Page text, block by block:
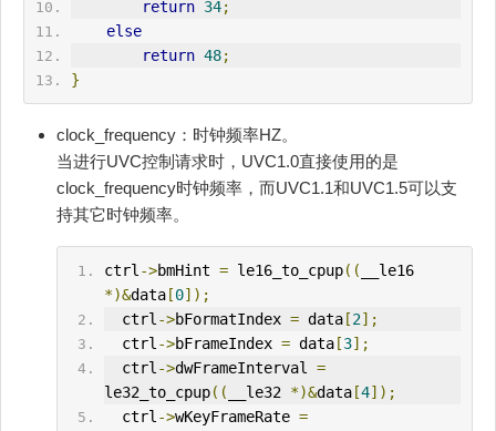
return 34;
else
return 48;
}
clock_frequency：时钟频率HZ。
当进行UVC控制请求时，UVC1.0直接使用的是
clock_frequency时钟频率，而UVC1.1和UVC1.5可以支
持其它时钟频率。
ctrl->bmHint = le16_to_cpup((
__le16
*)&data[0]);
  ctrl
->bFormatIndex = data[2];
  ctrl
->bFrameIndex = data[3];
  ctrl
->dwFrameInterval =
le32_to_cpup(( __le32 *)&data[4]);
  ctrl
->wKeyFrameRate =